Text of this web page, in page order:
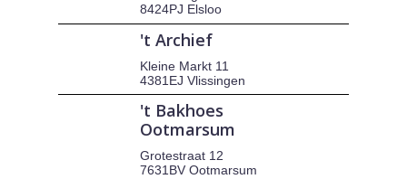
8424PJ Elsloo
't Archief
Kleine Markt 11
4381EJ Vlissingen
't Bakhoes
Ootmarsum
Grotestraat 12
7631BV Ootmarsum